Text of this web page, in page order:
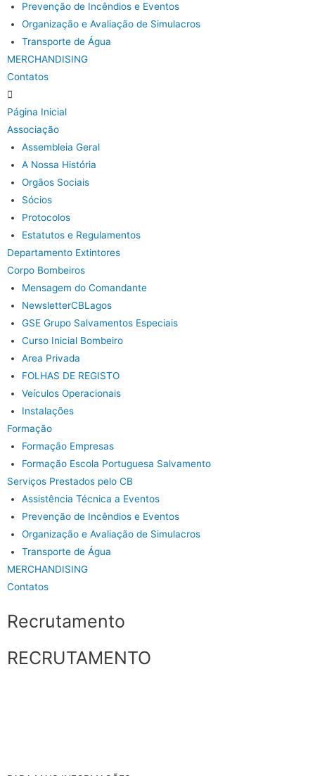
Prevenção de Incêndios e Eventos
Organização e Avaliação de Simulacros
Transporte de Água
MERCHANDISING
Contatos
Página Inicial
Associação
Assembleia Geral
A Nossa História
Orgãos Sociais
Sócios
Protocolos
Estatutos e Regulamentos
Departamento Extintores
Corpo Bombeiros
Mensagem do Comandante
NewsletterCBLagos
GSE Grupo Salvamentos Especiais
Curso Inicial Bombeiro
Area Privada
FOLHAS DE REGISTO
Veículos Operacionais
Instalações
Formação
Formação Empresas
Formação Escola Portuguesa Salvamento
Serviços Prestados pelo CB
Assistência Técnica a Eventos
Prevenção de Incêndios e Eventos
Organização e Avaliação de Simulacros
Transporte de Água
MERCHANDISING
Contatos
Recrutamento
RECRUTAMENTO